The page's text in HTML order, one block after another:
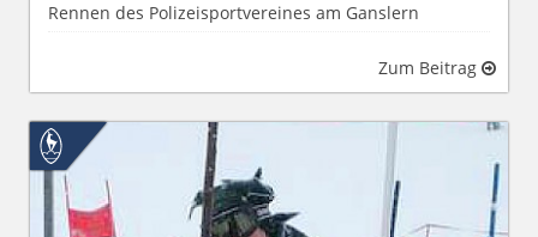
Rennen des Polizeisportvereines am Ganslern
Zum Beitrag